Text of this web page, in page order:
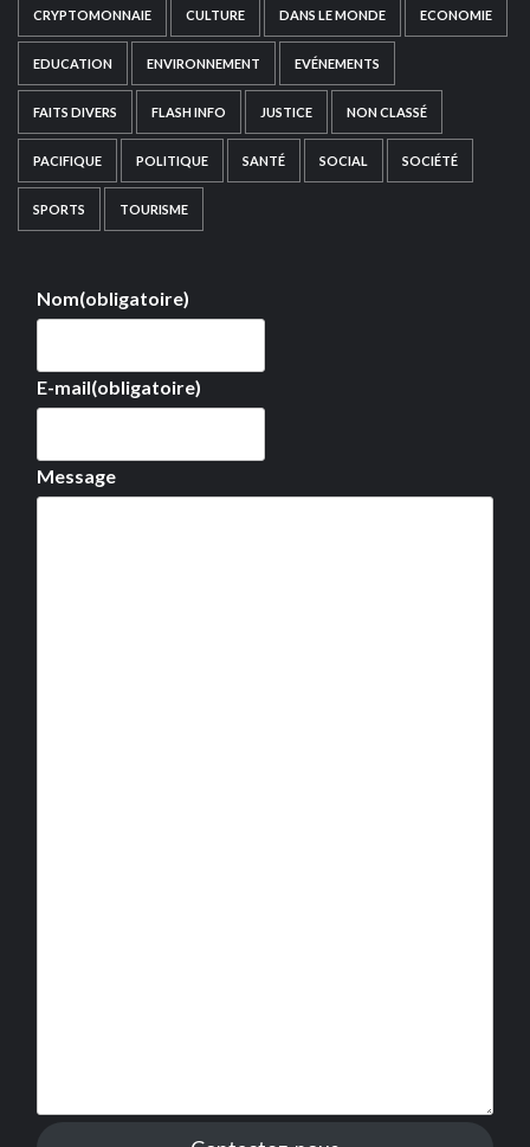
CRYPTOMONNAIE CULTURE DANS LE MONDE ECONOMIE
EDUCATION ENVIRONNEMENT EVÉNEMENTS
FAITS DIVERS FLASH INFO JUSTICE NON CLASSÉ
PACIFIQUE POLITIQUE SANTÉ SOCIAL SOCIÉTÉ
SPORTS TOURISME
Nom(obligatoire)
E-mail(obligatoire)
Message